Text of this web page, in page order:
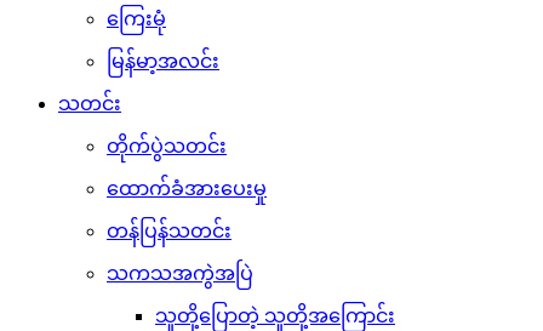
ကြေးမုံ
မြန်မာ့အလင်း
သတင်း
တိုက်ပွဲသတင်း
ထောက်ခံအားပေးမှု
တန်ပြန်သတင်း
သကသအကွဲအပြဲ
သူတို့ပြောတဲ့ သူတို့အကြောင်း